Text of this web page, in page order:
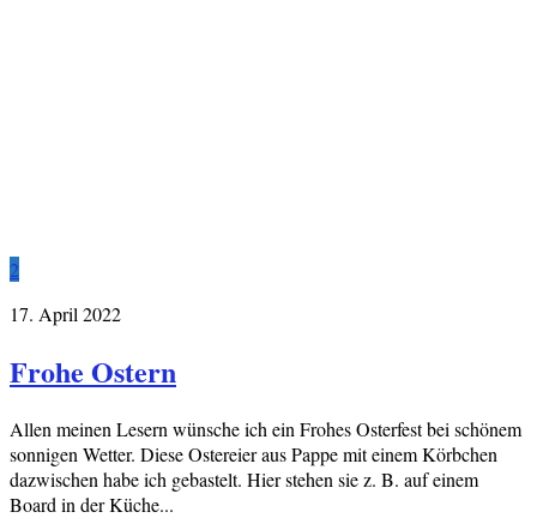
2
17. April 2022
Frohe Ostern
Allen meinen Lesern wünsche ich ein Frohes Osterfest bei schönem
sonnigen Wetter. Diese Ostereier aus Pappe mit einem Körbchen
dazwischen habe ich gebastelt. Hier stehen sie z. B. auf einem
Board in der Küche...